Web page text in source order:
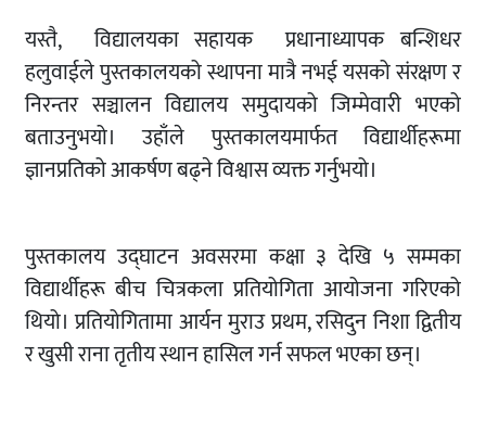
यस्तै, विद्यालयका सहायक प्रधानाध्यापक बन्शिधर
हलुवाईले पुस्तकालयको स्थापना मात्रै नभई यसको संरक्षण र
निरन्तर सञ्चालन विद्यालय समुदायको जिम्मेवारी भएको
बताउनुभयो। उहाँले पुस्तकालयमार्फत विद्यार्थीहरूमा
ज्ञानप्रतिको आकर्षण बढ्ने विश्वास व्यक्त गर्नुभयो।
पुस्तकालय उद्घाटन अवसरमा कक्षा ३ देखि ५ सम्मका
विद्यार्थीहरू बीच चित्रकला प्रतियोगिता आयोजना गरिएको
थियो। प्रतियोगितामा आर्यन मुराउ प्रथम, रसिदुन निशा द्वितीय
र खुसी राना तृतीय स्थान हासिल गर्न सफल भएका छन्।